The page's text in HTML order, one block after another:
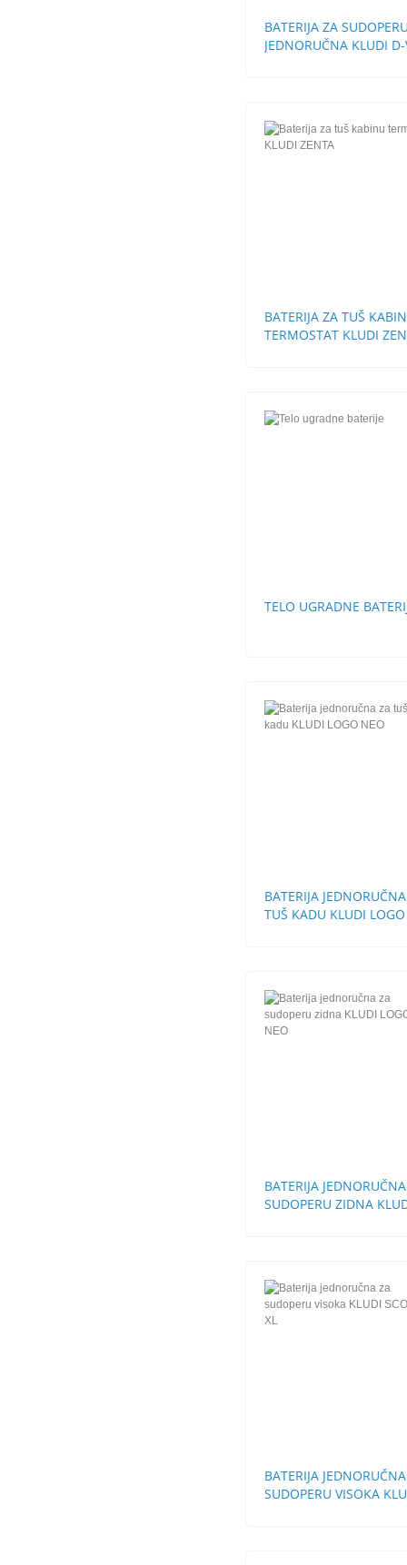
BATERIJA ZA
JEDNORUČNA KLUDI D-
BATERIJA ZA TUŠ
TERMOSTAT KLUDI
TELO UGRADNE
BATERIJA
TUŠ KADU KLUDI LOGO
BATERIJA
SUDOPERU ZIDNA
BATERIJA
SUDOPERU VISOKA